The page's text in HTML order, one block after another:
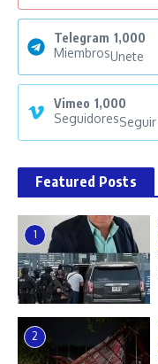
Telegram 1,000
MiembrosUnete
Vimeo 1,000
SeguidoresSeguir
Featured Posts
1
2